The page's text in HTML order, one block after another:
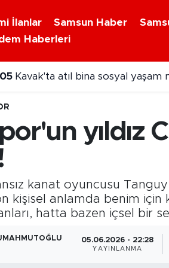
İlanlar Samsun Haber
Haberleri
Kavak'ta atıl bina sosyal
yıldız
kanat oyuncusu
kişisel anlamda benim
hatta bazen içsel bir
05.06.2026 - 22:28
YAYINLANMA